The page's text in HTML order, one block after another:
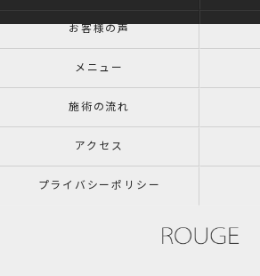
お客様の声
メニュー
施術の流れ
アクセス
プライバシーポリシー